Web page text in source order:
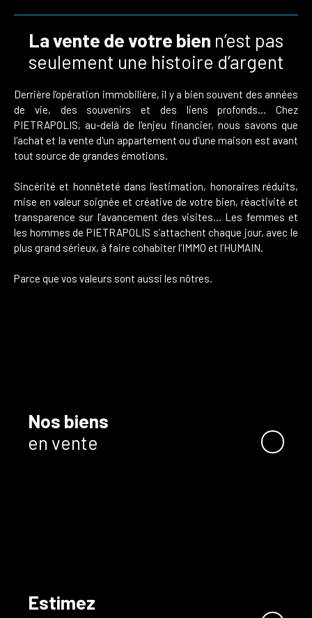
La vente de votre bien n’est pas
seulement une histoire d’argent
Derrière l’opération immobilière, il y a bien souvent des années
de vie, des souvenirs et des liens profonds… Chez
PIETRAPOLIS, au-delà de l'enjeu financier, nous savons que
l'achat et la vente d'un appartement ou d'une maison est avant
tout source de grandes émotions.
Sincérité et honnêteté dans l’estimation, honoraires réduits,
mise en valeur soignée et créative de votre bien, réactivité et
transparence sur l’avancement des visites… Les femmes et
les hommes de PIETRAPOLIS s’attachent chaque jour, avec le
plus grand sérieux, à faire cohabiter l’IMMO et l’HUMAIN.
Parce que vos valeurs sont aussi les nôtres.
Nos biens
en vente
Estimez